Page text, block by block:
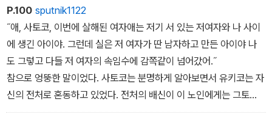
고서는 내 앞에서나 집에서는 한 번도 보인 적이 없는 이런 너부죽
한 자세로 엎드려 있을 리 없다…. 나오코는 스케치북에 얼굴을 파묻
듯이 열심히 그림을 그리느라 내가 다가온 것도 알지못한 것 같았습
니다.
˝나오코 뭘 그리고 있어?˝
내가 말을 건네자 나오코는 천천히 고개를 들었습니다.
려 이 노인네만 정상이고, 미친 건 우리 쪽이다. 나를 포함해 죽음
을 잔혹하고 슬픈 것으로만 받아들이는 사람들이 오히려 미친 것이
다….
그렇게 느껴질 만큼 그때 정원 안에는 낙원처럼 아름답고 선하고 온
화한 것이 있었다. 여름을 몰아내는 가을바람같은 조용하고 적막
한 바람이 불어와 꽃도 노인의 웃는 얼굴도 투명한 바람의 흐름 속
에 둥둥 떠돌며 빛났다가 그늘지고 그늘졌다가 다시 빛나면서 자연
P.100 sputnik1122
˝애, 사토코, 이번에 살해된 여자애는 저기 서 있는 저여자와 나 사이
에 생긴 아이야. 그런데 실은 저 여자가 딴 남자하고 만든 아이야 나
도 그렇고 다들 저 여자의 속임수에 감쪽같이 넘어갔어.˝
참으로 엉뚱한 말이었다. 사토코는 분명하게 알아보면서 유키코는 자
신의 전처로 혼동하고 있었다. 전처의 배신이 이 노인에게는 그토
록 충격적인 사건이었던 것이리라.